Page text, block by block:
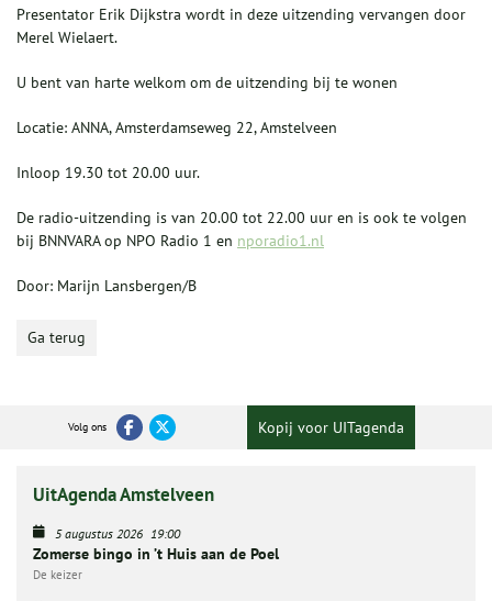
Presentator Erik Dijkstra wordt in deze uitzending vervangen door
Merel Wielaert.
U bent van harte welkom om de uitzending bij te wonen
Locatie: ANNA, Amsterdamseweg 22, Amstelveen
Inloop 19.30 tot 20.00 uur.
De radio-uitzending is van 20.00 tot 22.00 uur en is ook te volgen
bij BNNVARA op NPO Radio 1 en nporadio1.nl
Door: Marijn Lansbergen/B
Ga terug
Volg ons Kopij voor UITagenda
UitAgenda Amstelveen
5 augustus 2026 19:00
Zomerse bingo in ’t Huis aan de Poel
De keizer